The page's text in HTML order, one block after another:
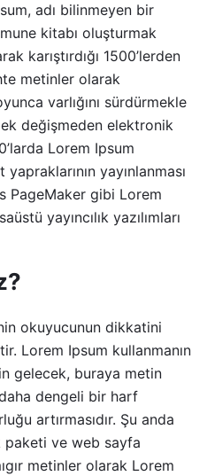
adı bilinmeyen bir
kitabı oluşturmak
karıştırdığı 1500’lerden
metinler olarak
varlığını sürdürmekle
değişmeden elektronik
Lorem Ipsum
yayınlanması
PageMaker gibi Lorem
yayıncılık yazılımları
okuyucunun dikkatini
Lorem Ipsum kullanmanın
gelecek, buraya metin
dengeli bir harf
artırmasıdır. Şu anda
paketi ve web sayfa
metinler olarak Lorem